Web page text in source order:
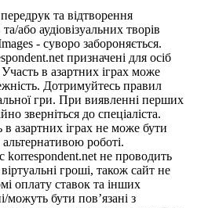
та відтворення
або аудіовізуальних творів
- суворо забороняється.
призначені для осіб
в азартних іграх може
Дотримуйтесь правил
гри. При виявленні перших
зверніться до спеціаліста.
азартних іграх не може бути
роботі.
korrespondent.net не проводить
гроші, також сайт не
оплату ставок та інших
можуть бути пов’язані з